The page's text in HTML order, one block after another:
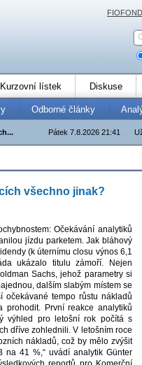
Kurzovní lístek Diskuse
Odborné články
Pátek 7.8.2026 21:41
všechno jinak?
Očekávání analytiků
jízdu parketem. Jak bláhový
(k úternímu closu výnos 6,1
ukázalo titulu zámoří. Nejen
Sachs, jehož parametry si
dalším slabým místem se
očekávané tempo růstu nákladů
První reakce analytiků
výhled pro letošní rok počítá s
dříve zohlednili. V letošním roce
nákladů, což by mělo zvýšit
41 %,“ uvádí analytik Günter